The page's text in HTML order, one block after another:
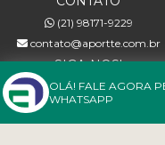
(21) 98171-9229
contato@aportte.com.br
SIGA-NOS!
OLÁ! FALE AGORA
WHATSAPP